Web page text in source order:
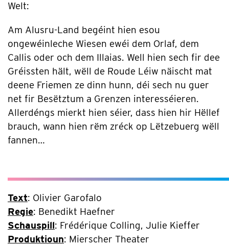
Text: Olivier Garofalo
Regie: Benedikt Haefner
Schauspill: Frédérique Colling, Julie Kieffer
Produktioun: Mierscher Theater
Welt:
Am Alusru-Land begéint hien esou
ongewéinleche Wiesen ewéi dem Orlaf, dem
Callis oder och dem Illaias. Well hien sech fir dee
Gréissten hält, wëll de Roude Léiw näischt mat
deene Friemen ze dinn hunn, déi sech nu guer
net fir Besëtztum a Grenzen interesséieren.
Allerdéngs mierkt hien séier, dass hien hir Hëllef
brauch, wann hien rëm zréck op Lëtzebuerg wëll
fannen…